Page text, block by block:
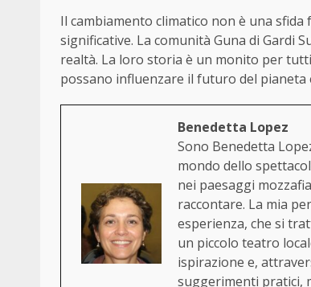
Il cambiamento climatico non è una
significative. La comunità Guna di Gardi
realtà. La loro storia è un monito per
possano influenzare il futuro del pianeta
Benedetta Lopez
Sono Benedetta
mondo dello
nei paesaggi
raccontare. La mia
esperienza, che si
un piccolo teatro
ispirazione e,
suggerimenti pratici,